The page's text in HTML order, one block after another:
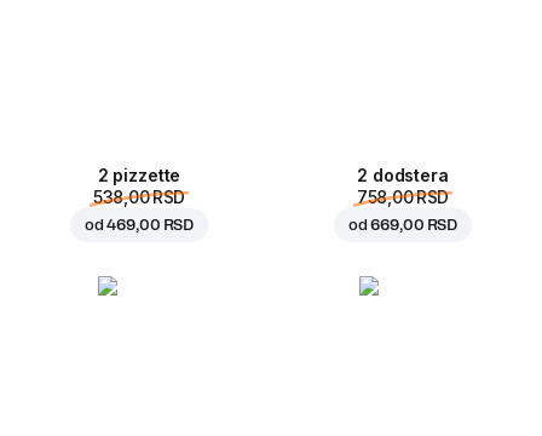
2 pizzette
538,00 RSD
od469,00 RSD
2 dodstera
758,00 RSD
od669,00 RSD